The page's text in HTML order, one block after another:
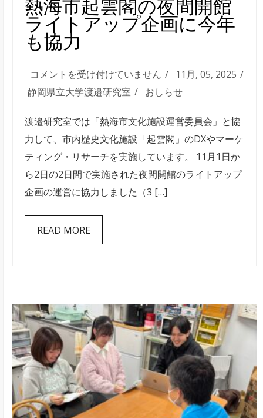
た
は
熱海市起雲閣の夜間開館
ライトアップ企画に今年
も協力
熱
海
起
雲
閣
の
夜
間
開
ト
ア
ッ
プ
企
画
に
コメントを受け付けていません
11月, 05, 2025
静岡県立大学渡邉研究室
おしらせ
渡邉研究室では「熱海市文化施設運営委員会」と協
力して、市内歴史文化施設「起雲閣」のDXやマーケ
ティング・リサーチを実施しています。 11月1日か
ら2日の2日間で実施された夜間開館のライトアップ
企画の運営に協力しました（3 […]
READ MORE